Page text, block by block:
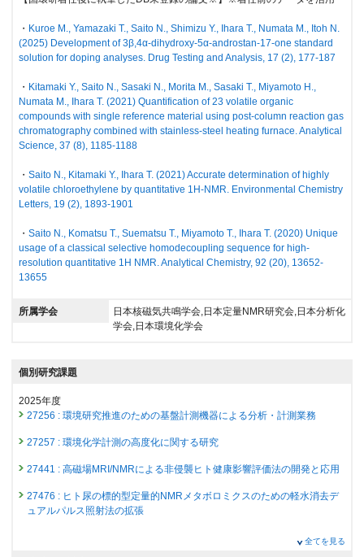
・ Kuroe M., Yamazaki T., Saito N., Shimizu Y., Ihara T., Numata M., Itoh N.
(2025) Development of 3β,4α-dihydroxy-5α-androstan-17-one standard
solution for doping analyses. Drug Testing and Analysis, 17 (2), 177-187
・ Kitamaki Y., Saito N., Sasaki N., Morita M., Sasaki T., Miyamoto H.,
Numata M., Ihara T. (2021) Quantification of 23 volatile organic
compounds with single reference material using post-column reaction gas
chromatography combined with stainless-steel heating furnace. Analytical
Science, 37 (8), 1185-1188
・ Saito N., Kitamaki Y., Ihara T. (2021) Accurate determination of highly
volatile chloroethylene by quantitative 1H-NMR. Environmental Chemistry
Letters, 19 (2), 1893-1901
・ Saito N., Komatsu T., Suematsu T., Miyamoto T., Ihara T. (2020) Unique
usage of a classical selective homodecoupling sequence for high-
resolution quantitative 1H NMR. Analytical Chemistry, 92 (20), 13652-
13655
所属学会
日本核磁気共鳴学会,日本定量NMR研究会,日本分析化
学会,日本環境化学会
個別研究課題
2025年度
27256 : 環境研究推進のための基盤計測機器による分析・計測業務
27257 : 環境化学計測の高度化に関する研究
27441 : 高磁場MRI/NMRによる非侵襲ヒト健康影響評価法の開発と応用
27476 : ヒト尿の標的型定量的NMRメタボロミクスのための軽水消去デ
ュアルパルス照射法の拡張
全てを見る